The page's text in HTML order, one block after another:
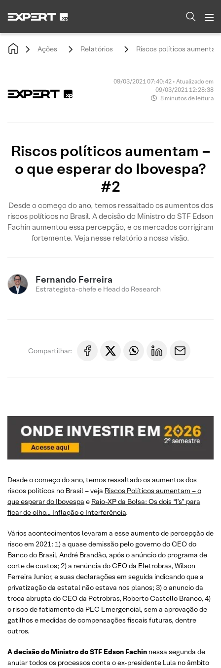
Ações Relatórios Riscos políticos
09/03/2021 07:40:42 • Atualizado em
09/03/2021 12:28:38
8 minutos de leitura
Riscos políticos aumentam –
o que esperar do Ibovespa?
#2
Desde o começo do ano, temos ressaltado os aumentos dos
riscos políticos no Brasil. A decisão do Ministro do STF Edson
Fachin aumentou essa percepção, e os mercados corrigiram
fortemente. Veja nesse relatório a nossa visão.
Fernando Ferreira
Estrategista-chefe e Head do Research
Compartilhar:
Desde o começo do ano, temos ressaltado os aumentos dos
riscos políticos no Brasil – veja Riscos Políticos aumentam – o
que esperar do Ibovespa e Raio-XP da Bolsa: Os dois “I’s” para
ficar de olho… Inflação e Interferência.
Vários acontecimentos levaram a esse aumento de percepção de
risco em 2021: 1) a quase demissão pelo governo do CEO do
Banco do Brasil, André Brandão, após o anúncio do programa de
corte de custos; 2) a renúncia do CEO da Eletrobras, Wilson
Ferreira Junior, e suas declarações em seguida indicando que a
privatização da estatal não estava nos planos; 3) o anuncio da
troca abrupta do CEO da Petrobras, Roberto Castello Branco, 4)
o risco de fatiamento da PEC Emergencial, sem a aprovação de
gatilhos e medidas de compensações fiscais futuras, dentre
outros.
A decisão do Ministro do STF Edson Fachin nessa segunda de
anular todos os processos conta o ex-presidente Lula no âmbito